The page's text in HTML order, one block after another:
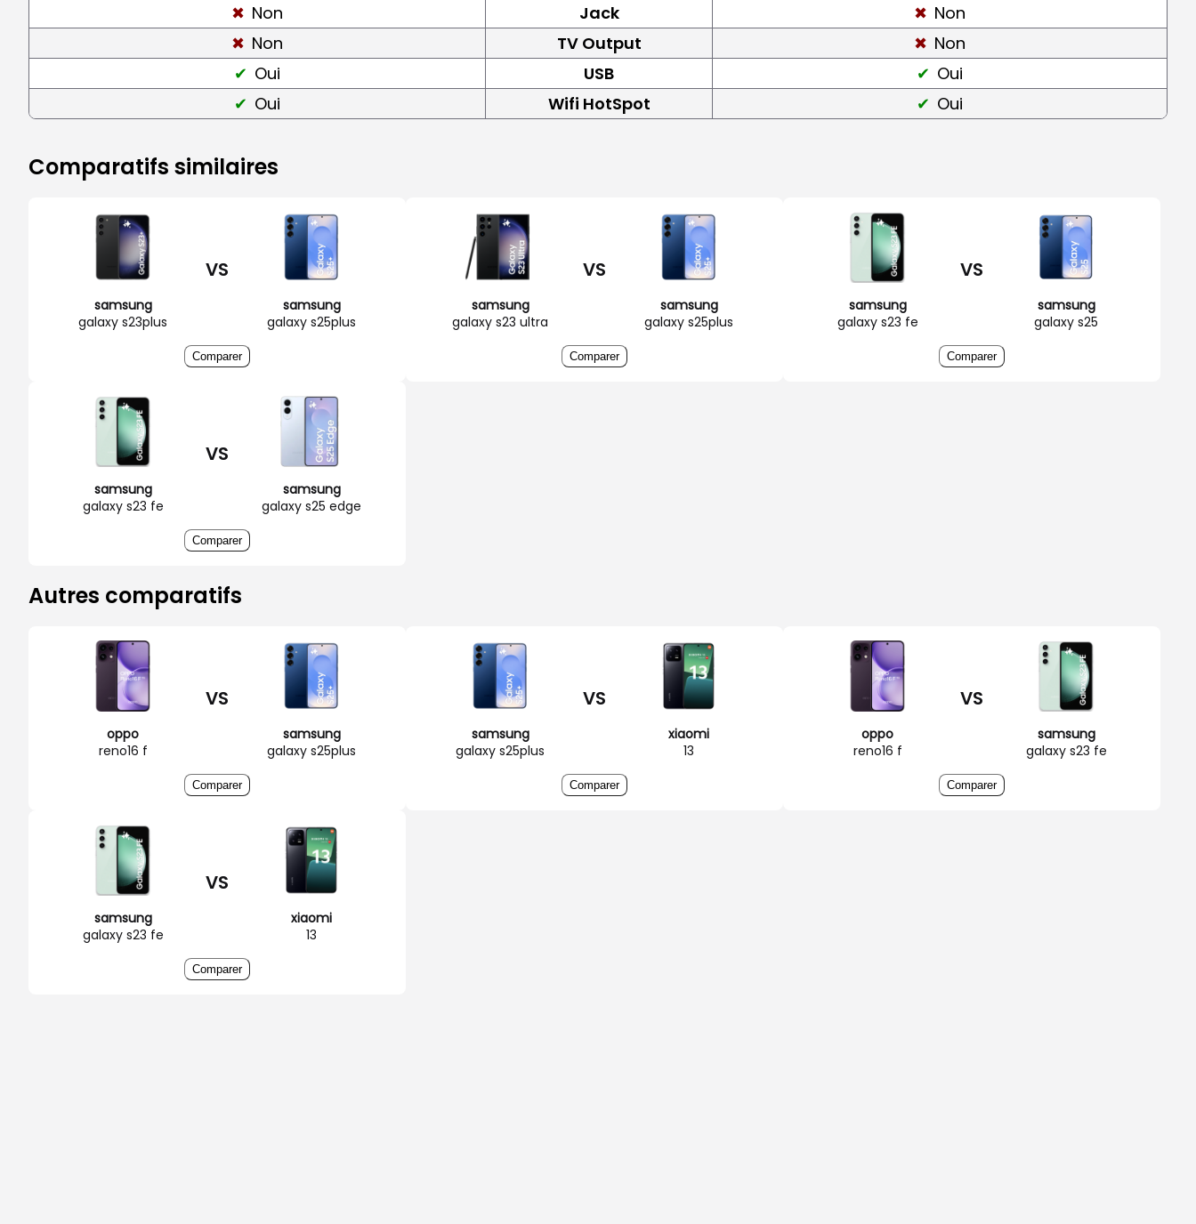
Non
Jack
Non
Non
TV Output
Non
Oui
USB
Oui
Oui
Wifi HotSpot Oui
Comparatifs similaires
samsung
galaxy s23plus
VS
samsung
galaxy s25plus
Comparer
samsung
galaxy s23 ultra
VS
samsung
galaxy s25plus
Comparer
samsung
galaxy s23 fe
VS
samsung
galaxy s25
Comparer
samsung
galaxy s23 fe
VS
samsung
galaxy s25 edge
Comparer
Autres comparatifs
oppo
reno16 f
VS
samsung
galaxy s25plus
Comparer
samsung
galaxy s25plus
VS
xiaomi
13
Comparer
oppo
reno16 f
VS
samsung
galaxy s23 fe
Comparer
samsung
galaxy s23 fe
VS
xiaomi
13
Comparer